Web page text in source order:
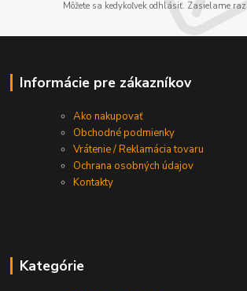
Môžete sa kedykoľvek odhlásiť. Zasielame
Informácie pre zákazníkov
Ako nakupovať
Obchodné podmienky
Vrátenie / Reklamácia tovaru
Ochrana osobných údajov
Kontakty
Kategórie